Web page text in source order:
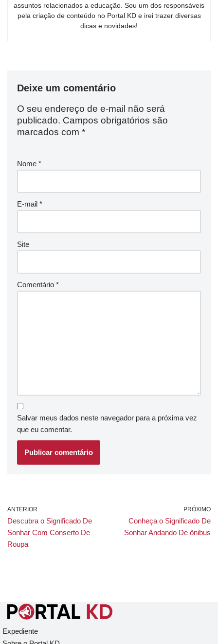
assuntos relacionados a educação. Sou um dos responsáveis
pela criação de conteúdo no Portal KD e irei trazer diversas
dicas e novidades!
Deixe um comentário
O seu endereço de e-mail não será
publicado. Campos obrigatórios são
marcados com *
Nome *
E-mail *
Site
Comentário *
Salvar meus dados neste navegador para a próxima vez
que eu comentar.
ANTERIOR
Descubra o Significado De
Sonhar Com Conserto De
Roupa
PRÓXIMO
Conheça o Significado De
Sonhar Andando De ônibus
Expediente